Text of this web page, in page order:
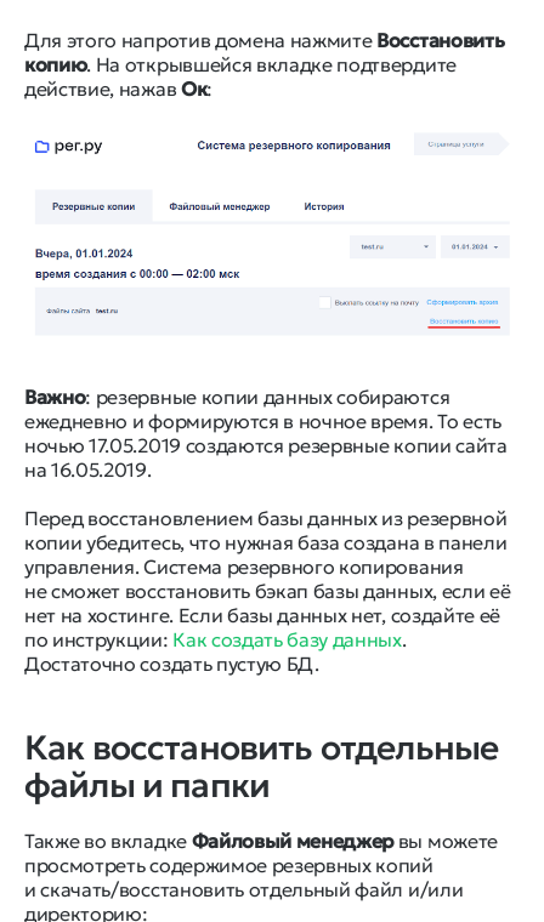
Для этого напротив домена нажмите Восстановить
копию. На открывшейся вкладке подтвердите
действие, нажав Ок:
Важно: pезервные копии данных собираются
ежедневно и формируются в ночное время. То есть
ночью 17.05.2019 создаются резервные копии сайта
на 16.05.2019.
Перед восстановлением базы данных из резервной
копии убедитесь, что нужная база создана в панели
управления. Система резервного копирования
не сможет восстановить бэкап базы данных, если её
нет на хостинге. Если базы данных нет, создайте её
по инструкции: Как создать базу данных.
Достаточно создать пустую БД.
Как восстановить отдельные
файлы и папки
Также во вкладке Файловый менеджервы можете
просмотреть содержимое резервных копий
и скачать/восстановить отдельный файл и/или
директорию: